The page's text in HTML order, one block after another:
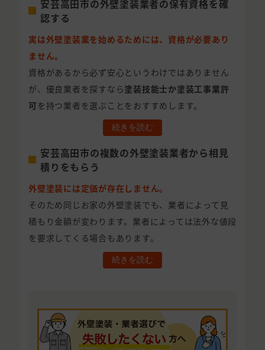
安芸高田市の外壁塗装業者の保有資格を確
認する
実は外壁塗装業を始めるためには、資格が必要あり
ません。
資格があるから必ず安心というわけではありません
が、優良業者を探すなら塗装技能士か塗装工事業許
可 を持つ業者を選ぶことをおすすめします。
続きを読む
安芸高田市の複数の外壁塗装業者から相見
積りをもらう
外壁塗装には定価が存在しません。
そのため同じお家の外壁塗装でも、業者によって見
積もり金額が変わります。業者によっては法外な値段
を要求してくる場合もあります。
続きを読む